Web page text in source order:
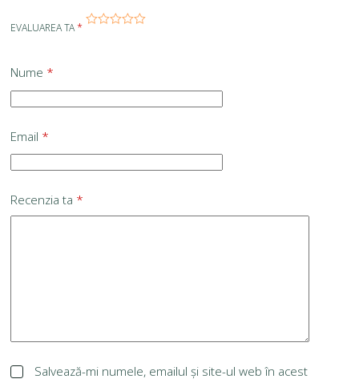
EVALUAREA TA*
Nume *
Email *
Recenzia ta *
Salvează-mi numele, emailul și site-ul web în acest